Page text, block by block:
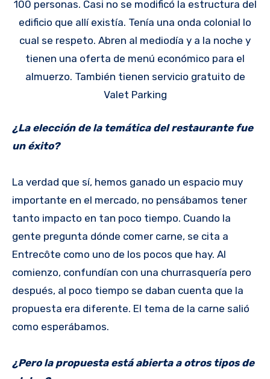
100 personas. Casi no se modificó la estructura del
edificio que allí existía. Tenía una onda colonial lo
cual se respeto. Abren al mediodía y a la noche y
tienen una oferta de menú económico para el
almuerzo. También tienen servicio gratuito de
Valet Parking
¿La elección de la temática del restaurante fue
un éxito?
La verdad que sí, hemos ganado un espacio muy
importante en el mercado, no pensábamos tener
tanto impacto en tan poco tiempo. Cuando la
gente pregunta dónde comer carne, se cita a
Entrecôte como uno de los pocos que hay. Al
comienzo, confundían con una churrasquería pero
después, al poco tiempo se daban cuenta que la
propuesta era diferente. El tema de la carne salió
como esperábamos.
¿Pero la propuesta está abierta a otros tipos de